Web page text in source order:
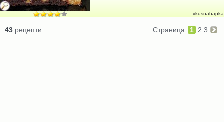
vkusnahapka
43 рецепти Страница 1 2 3